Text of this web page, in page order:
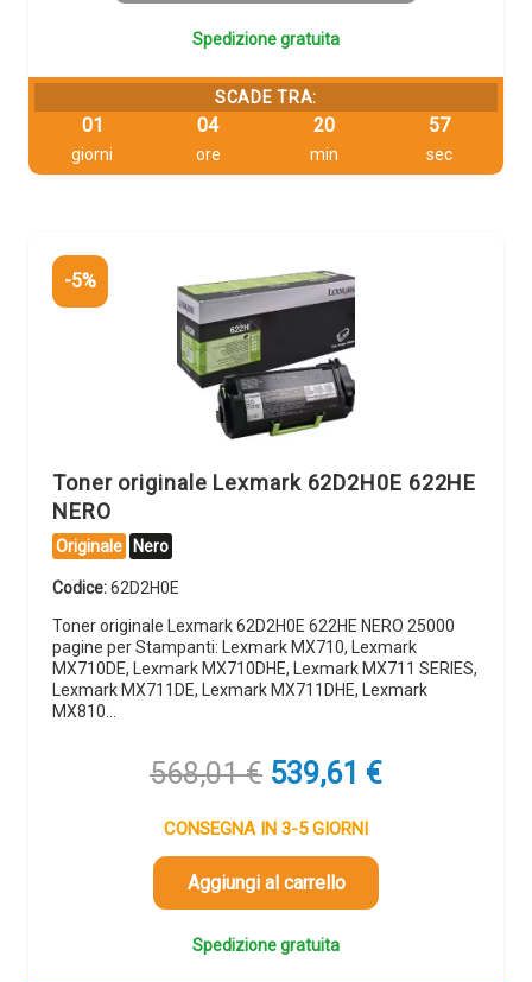
Spedizione gratuita
SCADE TRA:
01
giorni
04
ore
20
min
57
sec
-5%
Toner originale Lexmark 62D2H0E 622HE
NERO
Originale Nero
Codice:62D2H0E
Toner originale Lexmark 62D2H0E 622HE NERO 25000
pagine per Stampanti: Lexmark MX710, Lexmark
MX710DE, Lexmark MX710DHE, Lexmark MX711 SERIES,
Lexmark MX711DE, Lexmark MX711DHE, Lexmark
MX810…
568,01€ Il
prezzo
originale
era:
568,01 €.
539,61 €Il
CONSEGNA IN 3-5 GIORNI
Aggiungi al carrello
Spedizione gratuita